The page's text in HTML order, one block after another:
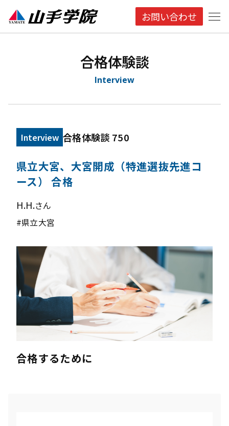
お問い合わせ
合格体験談
Interview
Interview 合格体験談 750
県立大宮、大宮開成（特進選抜先進コ
ース） 合格
H.H.さん
#県立大宮
合格するために